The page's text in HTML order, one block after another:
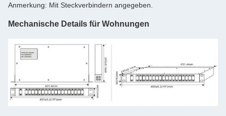
Anmerkung: Mit Steckverbindern angegeben.
Mechanische Details für Wohnungen